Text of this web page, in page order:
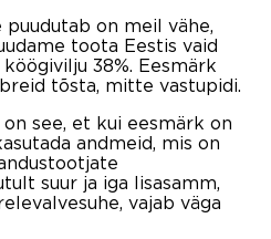
puudutab on meil vähe,
toota Eestis vaid
38%. Eesmärk
tõsta, mitte vastupidi.
see, et kui eesmärk on
andmeid, mis on
suur ja iga lisasamm,
vajab väga